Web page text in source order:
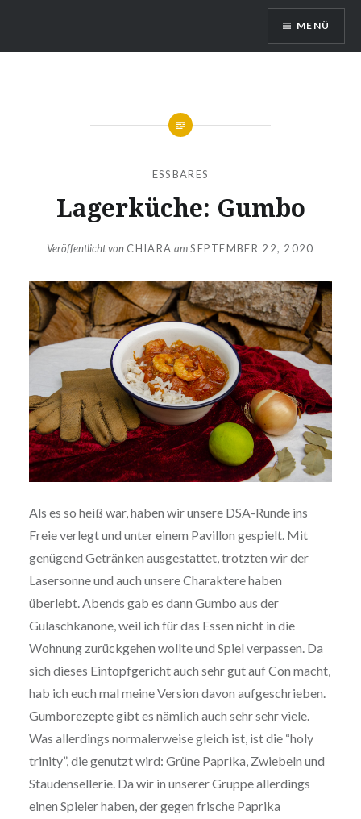
InhaltDragonDanielas Hobbyblog
MENÜ
ESSBARES
Lagerküche: Gumbo
Veröffentlicht von CHIARA amSEPTEMBER 22, 2020
Als es so heiß war, haben wir unsere DSA-Runde ins
Freie verlegt und unter einem Pavillon gespielt. Mit
genügend Getränken ausgestattet, trotzten wir der
Lasersonne und auch unsere Charaktere haben
überlebt. Abends gab es dann Gumbo aus der
Gulaschkanone, weil ich für das Essen nicht in die
Wohnung zurückgehen wollte und Spiel verpassen. Da
sich dieses Eintopfgericht auch sehr gut auf Con macht,
hab ich euch mal meine Version davon aufgeschrieben.
Gumborezepte gibt es nämlich auch sehr sehr viele.
Was allerdings normalerweise gleich ist, ist die “holy
trinity”, die genutzt wird: Grüne Paprika, Zwiebeln und
Staudensellerie. Da wir in unserer Gruppe allerdings
einen Spieler haben, der gegen frische Paprika